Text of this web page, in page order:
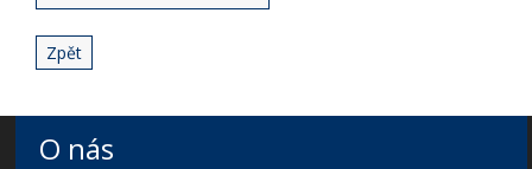
Zpět
O nás